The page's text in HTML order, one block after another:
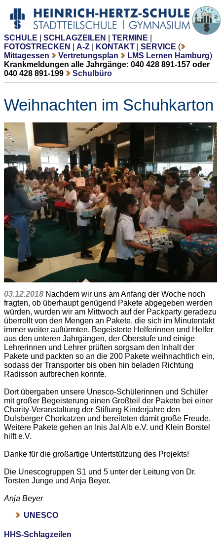
SCHULE SCHLAGZEILEN TERMINE
FOTOSTRECKEN
A-Z KONTAKT SERVICE (
Mittagessen
Vertretungsplan LMS Lernen Hamburg)
Krankmeldungen alle Jahrgänge: 040 428 891-157 oder
040 428 891-199
Schulbüro
Weihnachten im Schuhkarton
03.12.2018 Nachdem wir uns am Anfang der Woche noch
fragten, ob überhaupt genügend Pakete abgegeben werden
würden, wurden wir am Mittwoch auf der Packparty geradezu
überrollt von den Mengen an Pakete, die sich im Minutentakt
immer weiter auftürmten. Begeisterte Helferinnen und Helfer
aus den unteren Jahrgängen, der Oberstufe und einige
Lehrerinnen und Lehrer prüften sorgsam den Inhalt der
Pakete und packten so an die 200 Pakete weihnachtlich ein,
sodass der Transporter bis oben hin beladen Richtung
Radisson aufbrechen konnte.
Dort übergaben unsere Unesco-Schülerinnen und Schüler
mit großer Begeisterung einen Großteil der Pakete bei einer
Charity-Veranstaltung der Stiftung Kinderjahre den
Dulsberger Chorkatzen und bereiteten damit große Freude.
Weitere Pakete gehen an Inis Jal Alb e.V. und Klein Borstel
hilft e.V.
Danke für die großartige Untertstützung des Projekts!
Die Unescogruppen S1 und 5 unter der Leitung von Dr.
Torsten Junge und Anja Beyer.
Anja Beyer
UNESCO
HHS-Schlagzeilen